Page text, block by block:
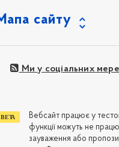
сайту
Ми у соціальних
Вебсайт працює у
функції можуть не
зауваження або